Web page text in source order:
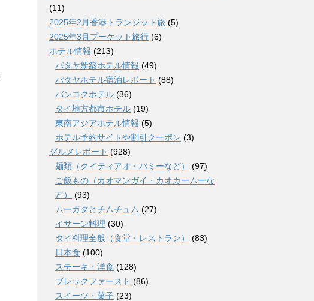
(11)
2025年2月香港トランジット旅 (5)
2025年3月プーケット旅行 (6)
ホテル情報 (213)
パタヤ新築ホテル情報 (49)
パタヤホテル宿泊レポート (88)
バンコクホテル (36)
タイ地方都市ホテル (19)
東南アジアホテル情報 (5)
ホテル予約サイトや割引クーポン (3)
グルメレポート (928)
麺類（クイティアオ・バミーなど）
(97)
ご飯もの（カオマンガイ・カオカームーな
ど）
(93)
ムーガタとチムチュム (27)
イサーン料理 (30)
タイ料理全般（食堂・レストラン）
(83)
日本食 (100)
ステーキ・洋食 (128)
ブレックファースト (86)
スイーツ・菓子 (23)